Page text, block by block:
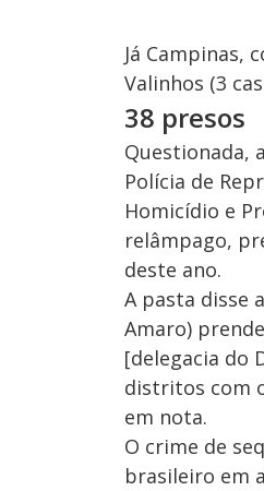
Já Campinas,
Valinhos (3
38 presos
Questionada,
Polícia de
Homicídio e
relâmpago,
deste ano.
A pasta disse
Amaro)
[delegacia do
distritos com
em nota.
O crime de
brasileiro em